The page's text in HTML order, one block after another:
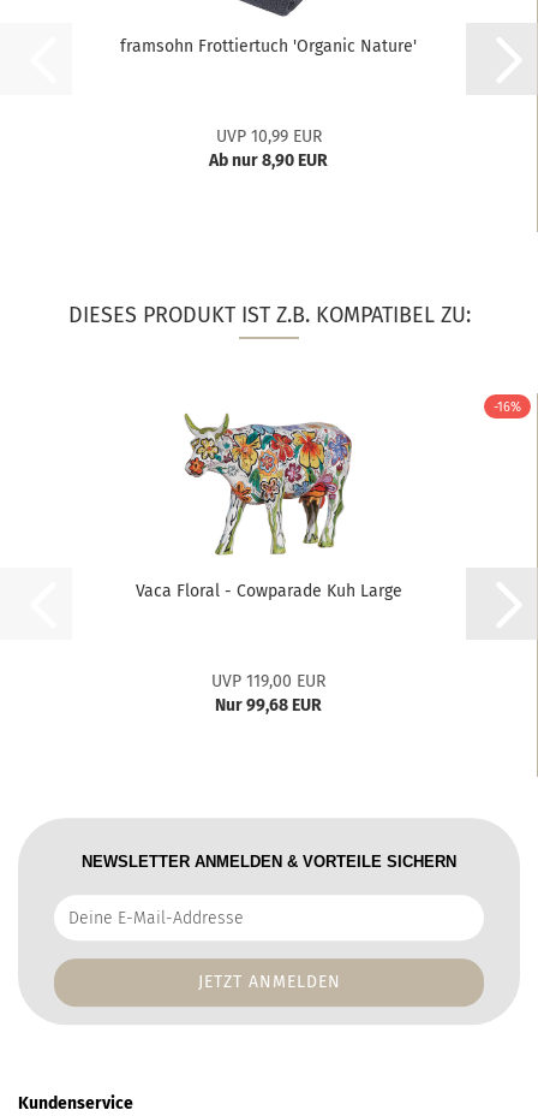
framsohn Frottiertuch 'Organic Nature'
UVP 10,99 EUR
Ab nur 8,90 EUR
DIESES PRODUKT IST Z.B. KOMPATIBEL ZU:
-16%
Vaca Floral - Cowparade Kuh Large
UVP 119,00 EUR
Nur 99,68 EUR
NEWSLETTER ANMELDEN & VORTEILE SICHERN
Deine
E-
Addresse
Kundenservice